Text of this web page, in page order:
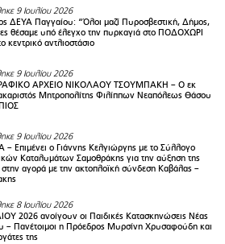
9 Ιουλίου 2026
ΔΕΥΑ Παγγαίου: “Όλοι μαζί Πυροσβεστική, Δήμος,
θέσαμε υπό έλεγχο την πυρκαγιά στο ΠΟΔΟΧΩΡΙ
κεντρικό αντλιοστάσιο
9 Ιουλίου 2026
ΑΡΧΕΙΟ ΝΙΚΟΛΑΟΥ ΤΣΟΥΜΠΑΚΗ – Ο εκ
Μητροπολίτης Φιλίππων Νεαπόλεως Θάσου
9 Ιουλίου 2026
Επιμένει ο Γιάννης Κελγιώργης με το Σύλλογο
Καταλυμάτων Σαμοθράκης για την αύξηση της
στην αγορά με την ακτοπλοϊκή σύνδεση Καβάλας –
8 Ιουλίου 2026
2026 ανοίγουν οι Παιδικές Κατασκηνώσεις Νέας
– Πανέτοιμοι η Πρόεδρος Μυρσίνη Χρυσαφούδη και
της